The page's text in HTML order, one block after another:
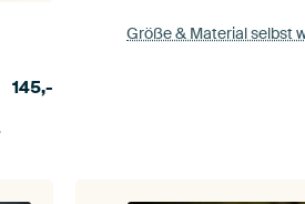
145,-
Größe & Material selbst